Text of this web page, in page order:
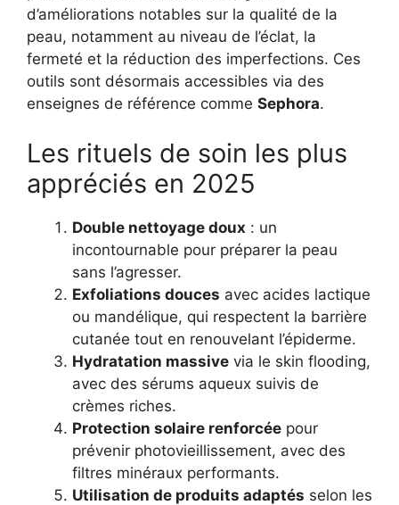
d’améliorations notables sur la qualité de la
peau, notamment au niveau de l’éclat, la
fermeté et la réduction des imperfections. Ces
outils sont désormais accessibles via des
enseignes de référence comme Sephora.
Les rituels de soin les plus
appréciés en 2025
Double nettoyage doux : un
incontournable pour préparer la peau
sans l’agresser.
Exfoliations douces avec acides lactique
ou mandélique, qui respectent la barrière
cutanée tout en renouvelant l’épiderme.
Hydratation massive via le skin flooding,
avec des sérums aqueux suivis de
crèmes riches.
Protection solaire renforcée pour
prévenir photovieillissement, avec des
filtres minéraux performants.
Utilisation de produits adaptés selon les